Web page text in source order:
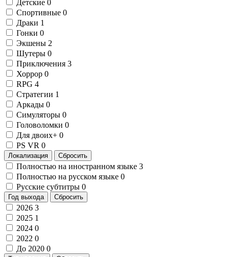
Детские 0
Спортивные 0
Драки 1
Гонки 0
Экшены 2
Шутеры 0
Приключения 3
Хоррор 0
RPG 4
Стратегии 1
Аркады 0
Симуляторы 0
Головоломки 0
Для двоих+ 0
PS VR 0
Локализация Сбросить
Полностью на иностранном языке 3
Полностью на русском языке 0
Русские субтитры 0
Год выхода Сбросить
2026 3
2025 1
2024 0
2022 0
До 2020 0